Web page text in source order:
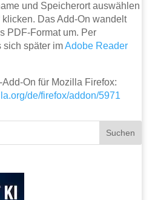
und Speicherort auswählen
klicken. Das Add-On wandelt
PDF-Format um. Per
sich später imAdobe Reader
Add-On für Mozilla Firefox:
de/firefox/addon/5971